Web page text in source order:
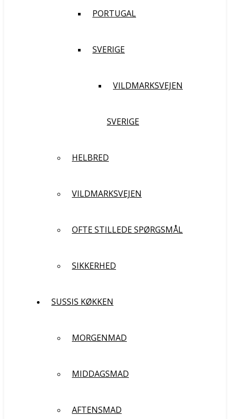
PORTUGAL
SVERIGE
VILDMARKSVEJEN
SVERIGE
HELBRED
VILDMARKSVEJEN
OFTE STILLEDE SPØRGSMÅL
SIKKERHED
SUSSIS KØKKEN
MORGENMAD
MIDDAGSMAD
AFTENSMAD